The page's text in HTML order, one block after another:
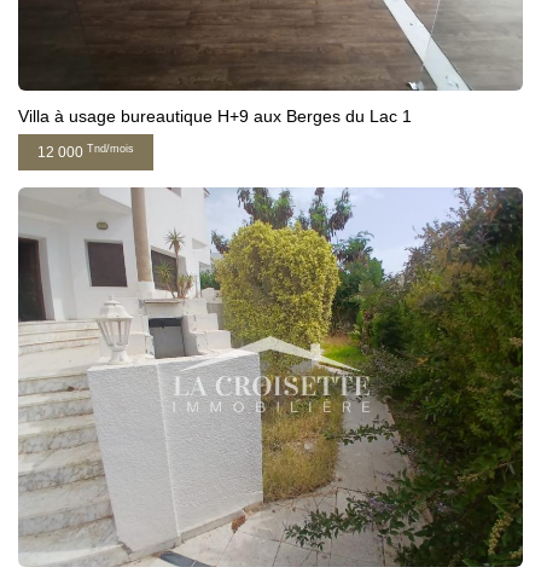
Villa à usage bureautique H+9 aux Berges du Lac 1
12 000 Tnd/mois